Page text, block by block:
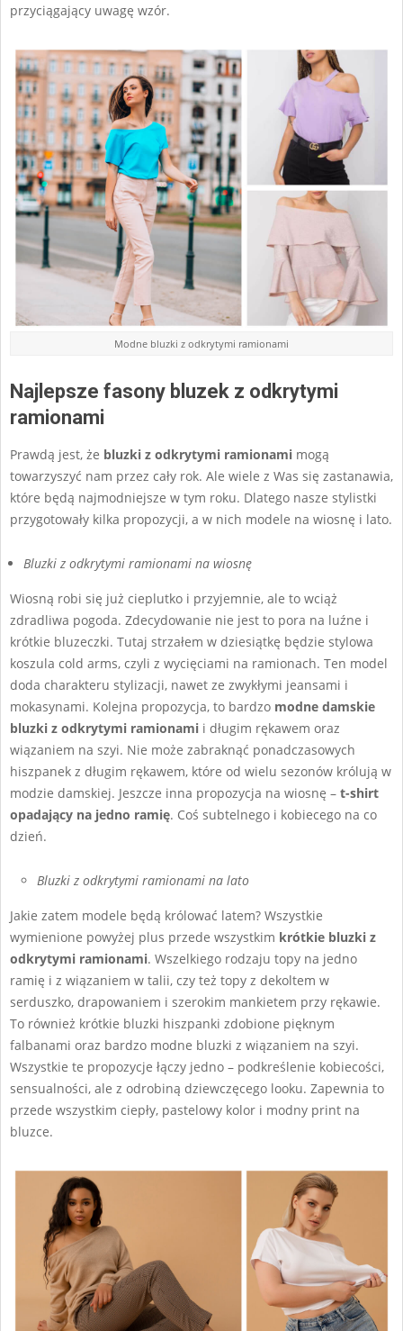
przyciągający uwagę wzór.
Modne bluzki z odkrytymi ramionami
Najlepsze fasony bluzek z odkrytymi
ramionami
Prawdą jest, że bluzki z odkrytymi ramionami mogą
towarzyszyć nam przez cały rok. Ale wiele z Was się zastanawia,
które będą najmodniejsze w tym roku. Dlatego nasze stylistki
przygotowały kilka propozycji, a w nich modele na wiosnę i lato.
Bluzki z odkrytymi ramionami na wiosnę
Wiosną robi się już cieplutko i przyjemnie, ale to wciąż
zdradliwa pogoda. Zdecydowanie nie jest to pora na luźne i
krótkie bluzeczki. Tutaj strzałem w dziesiątkę będzie stylowa
koszula cold arms, czyli z wycięciami na ramionach. Ten model
doda charakteru stylizacji, nawet ze zwykłymi jeansami i
mokasynami. Kolejna propozycja, to bardzo modne damskie
bluzki z odkrytymi ramionami i długim rękawem oraz
wiązaniem na szyi. Nie może zabraknąć ponadczasowych
hiszpanek z długim rękawem, które od wielu sezonów królują w
modzie damskiej. Jeszcze inna propozycja na wiosnę – t-shirt
opadający na jedno ramię. Coś subtelnego i kobiecego na co
dzień.
Bluzki z odkrytymi ramionami na lato
Jakie zatem modele będą królować latem? Wszystkie
wymienione powyżej plus przede wszystkim krótkie bluzki z
odkrytymi ramionami. Wszelkiego rodzaju topy na jedno
ramię i z wiązaniem w talii, czy też topy z dekoltem w
serduszko, drapowaniem i szerokim mankietem przy rękawie.
To również krótkie bluzki hiszpanki zdobione pięknym
falbanami oraz bardzo modne bluzki z wiązaniem na szyi.
Wszystkie te propozycje łączy jedno – podkreślenie kobiecości,
sensualności, ale z odrobiną dziewczęcego looku. Zapewnia to
przede wszystkim ciepły, pastelowy kolor i modny print na
bluzce.